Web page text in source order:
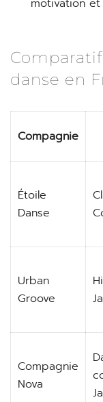
motivation
danse en
Compagnie
Étoile
Danse
Urban
Groove
Compagnie
Nova